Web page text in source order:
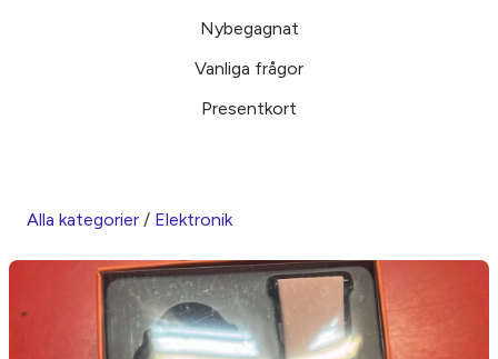
Nybegagnat
Vanliga frågor
Presentkort
Alla kategorier / Elektronik